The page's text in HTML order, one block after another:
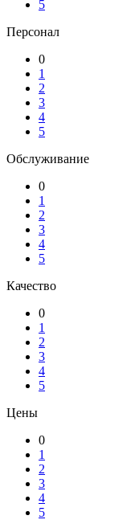
5
Персонал
0
1
2
3
4
5
Обслуживание
0
1
2
3
4
5
Качество
0
1
2
3
4
5
Цены
0
1
2
3
4
5